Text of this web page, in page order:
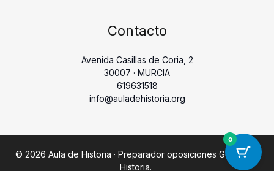
Contacto
Avenida Casillas de Coria, 2
30007 · MURCIA
619631518
info@auladehistoria.org
© 2026 Aula de Historia · Preparador oposiciones Geografía
Historia.
0